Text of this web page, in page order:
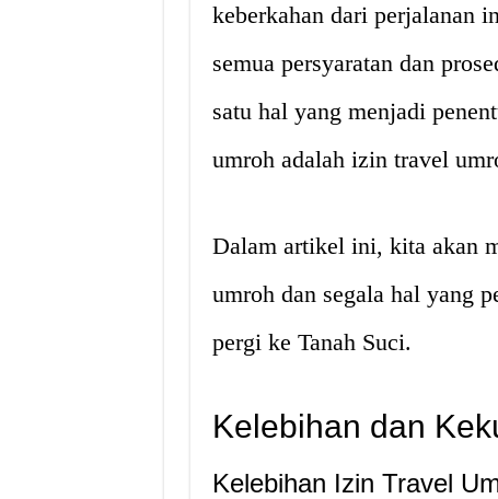
keberkahan dari perjalanan
semua persyaratan dan
satu hal yang menjadi
umroh adalah izin travel
Dalam artikel ini, kita akan
umroh dan segala hal yang
pergi ke Tanah Suci.
Kelebihan dan
Kelebihan Izin Travel